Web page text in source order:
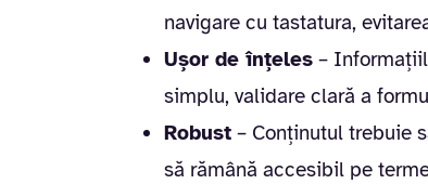
navigare cu tastatura,
Ușor de înțeles –
simplu, validare clară a
Robust – Conținutul trebuie
să rămână accesibil pe